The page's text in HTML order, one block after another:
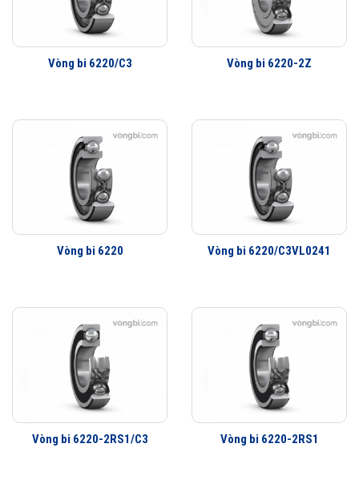
nhiều so với các hãng vòng bi khác trên thị trường, điều này đã được
hàng triệu khách hàng khắp nơi trên toàn thế giới kiểm chứng.
Đại lý ủy quyền SKF chính hãng - SKF Authorized Distributor
Hotline 24/7:
079 66 55 386 0961 633 389
0763 356
Vòng bi 6220/C3 Vòng bi 6220-2Z
Vòng bi 6220 Vòng bi 6220/C3VL0241
Vòng bi 6220-2RS1/C3 Vòng bi 6220-2RS1